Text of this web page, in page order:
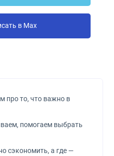
в Max
про то, что важно в
помогаем выбрать
сэкономить, а где —